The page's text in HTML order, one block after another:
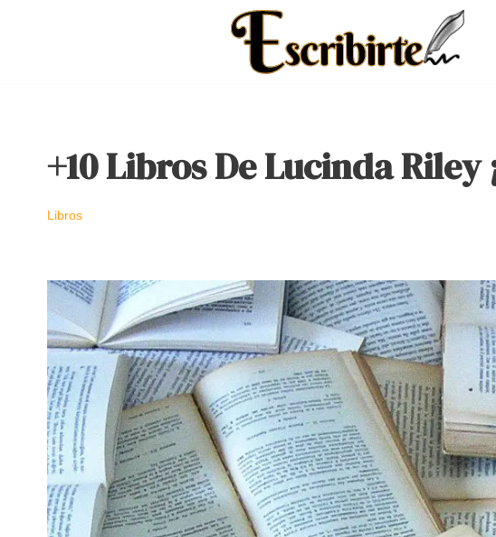
+10 Libros De Lucinda
Libros